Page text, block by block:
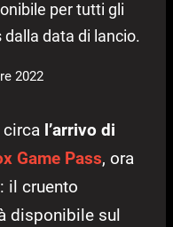
per tutti gli
dalla data di lancio.
2022
circa l’arrivo di
Game Pass, ora
il cruento
disponibile sul